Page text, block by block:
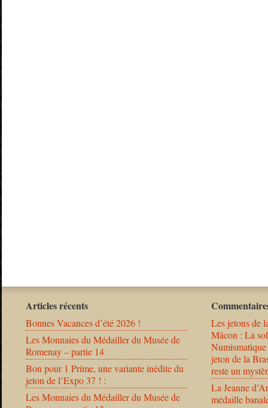
Articles récents
Bonnes Vacances d’été 2026 !
Les Monnaies du Médailler du Musée de
Romenay – partie 14
Bon pour 1 Prime, une variante inédite du
jeton de l’Expo 37 ! :
Les Monnaies du Médailler du Musée de
Les jetons de
Mâcon : La
jeton de la
reste un
La Jeanne
médaille